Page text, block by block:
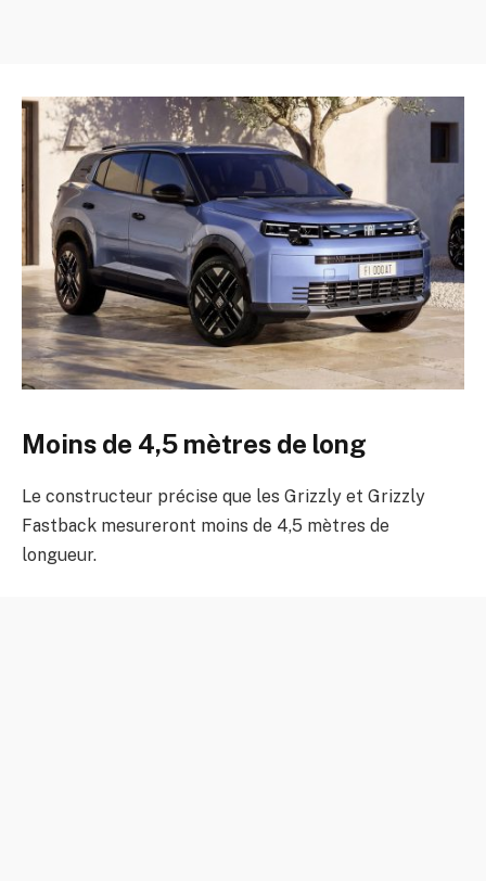
Moins de 4,5 mètres de long
Le constructeur précise que les Grizzly et Grizzly
Fastback mesureront moins de 4,5 mètres de
longueur.